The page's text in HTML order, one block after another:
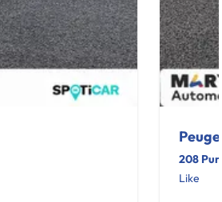
208
Like